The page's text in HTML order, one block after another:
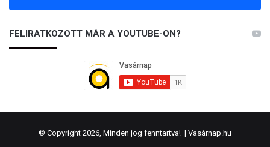
FELIRATKOZOTT MÁR A YOUTUBE-ON?
© Copyright 2026, Minden jog fenntartva! | Vasárnap.hu